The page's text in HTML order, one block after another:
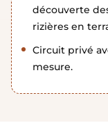
découverte
rizières en
Circuit privé
mesure.